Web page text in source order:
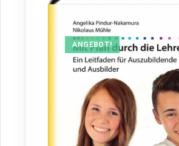
ANGEBOT!